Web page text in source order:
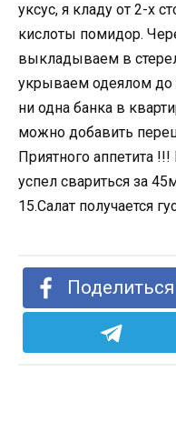
уксус, я кладу от 2-х
кислоты помидор.
выкладываем в
укрываем одеялом до
ни одна банка в
можно добавить
Приятного аппетита
успел свариться за
15.Салат получается